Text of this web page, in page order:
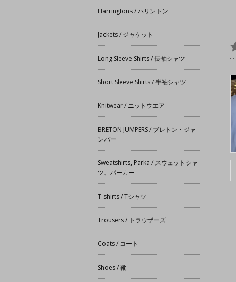
Harringtons / ハリントン
Jackets / ジャケット
Long Sleeve Shirts / 長袖シャツ
Short Sleeve Shirts / 半袖シャツ
Knitwear / ニットウエア
BRETON JUMPERS / ブレトン・ジャ
ンパー
Sweatshirts, Parka / スウェットシャ
ツ、パーカー
T-shirts / Tシャツ
Trousers / トラウザーズ
Coats / コート
Shoes / 靴